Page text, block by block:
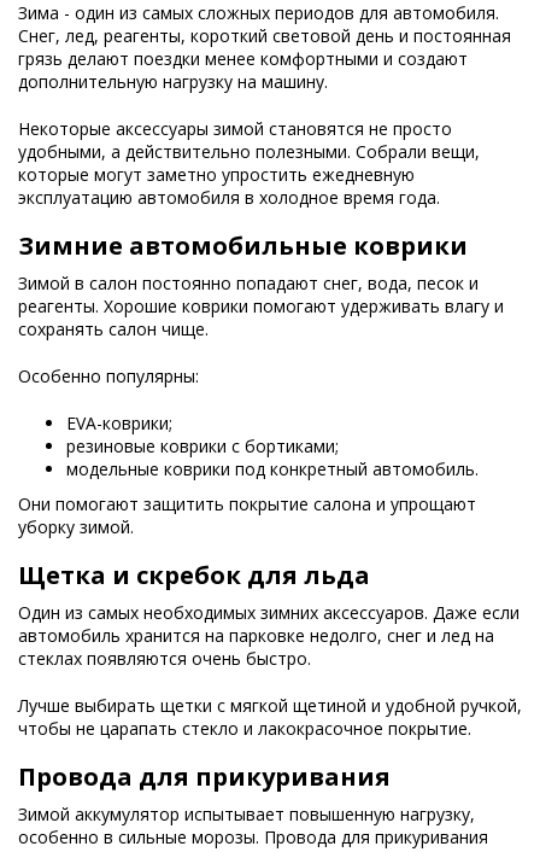
Зима - один из самых сложных периодов для автомобиля.
Снег, лед, реагенты, короткий световой день и постоянная
грязь делают поездки менее комфортными и создают
дополнительную нагрузку на машину.
Некоторые аксессуары зимой становятся не просто
удобными, а действительно полезными. Собрали вещи,
которые могут заметно упростить ежедневную
эксплуатацию автомобиля в холодное время года.
Зимние автомобильные коврики
Зимой в салон постоянно попадают снег, вода, песок и
реагенты. Хорошие коврики помогают удерживать влагу и
сохранять салон чище.
Особенно популярны:
EVA-коврики;
резиновые коврики с бортиками;
модельные коврики под конкретный автомобиль.
Они помогают защитить покрытие салона и упрощают
уборку зимой.
Щетка и скребок для льда
Один из самых необходимых зимних аксессуаров. Даже если
автомобиль хранится на парковке недолго, снег и лед на
стеклах появляются очень быстро.
Лучше выбирать щетки с мягкой щетиной и удобной ручкой,
чтобы не царапать стекло и лакокрасочное покрытие.
Провода для прикуривания
Зимой аккумулятор испытывает повышенную нагрузку,
особенно в сильные морозы. Провода для прикуривания